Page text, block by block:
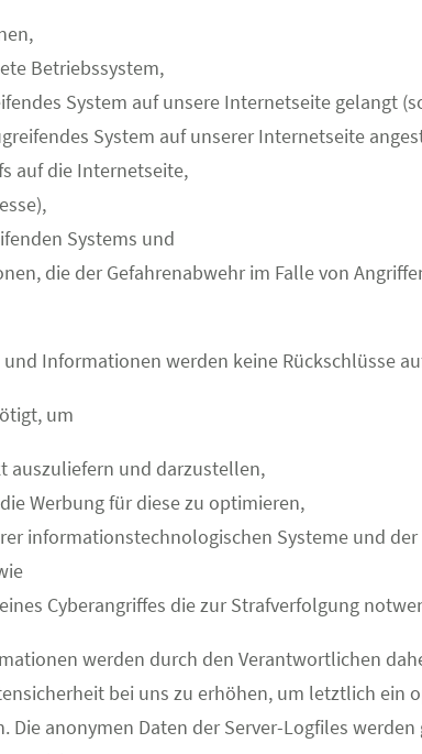
Betriebssystem,
System auf unsere Internetseite gelangt
System auf unserer Internetseite
auf die Internetseite,
Systems und
die der Gefahrenabwehr im Falle von
Informationen werden keine Rückschlüsse
um
auszuliefern und darzustellen,
Werbung für diese zu optimieren,
informationstechnologischen Systeme und der
Cyberangriffes die zur Strafverfolgung
werden durch den Verantwortlichen
bei uns zu erhöhen, um letztlich ein
Die anonymen Daten der Server-Logfiles